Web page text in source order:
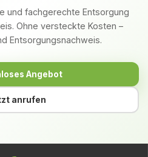
und fachgerechte Entsorgung
Ohne versteckte Kosten –
Entsorgungsnachweis.
Angebot
anrufen